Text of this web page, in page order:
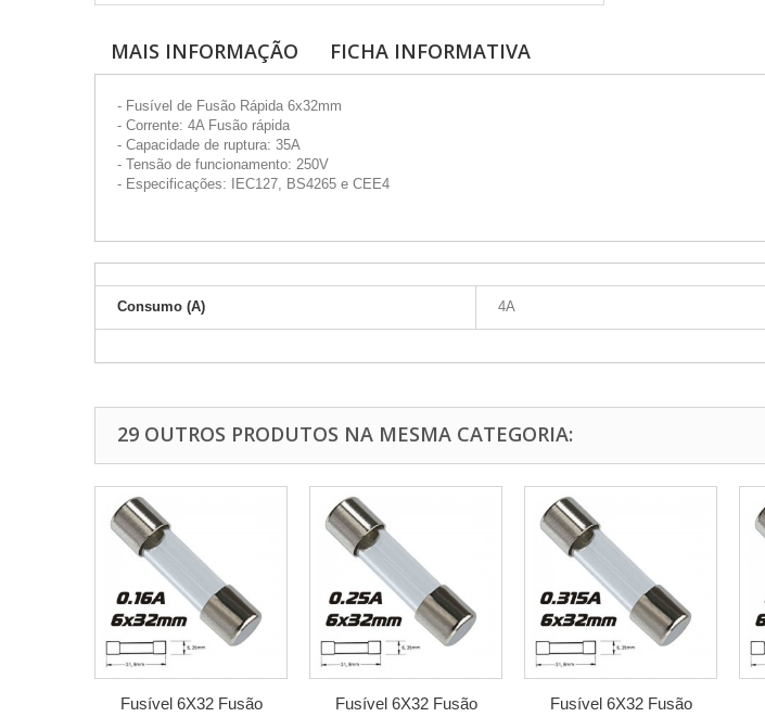
MAIS INFORMAÇÃO FICHA INFORMATIVA
- Fusível de Fusão Rápida 6x32mm
- Corrente: 4A Fusão rápida
- Capacidade de ruptura: 35A
- Tensão de funcionamento: 250V
- Especificações: IEC127, BS4265 e CEE4
Consumo (A) 4A
29 OUTROS PRODUTOS NA MESMA CATEGORIA:
Fusível 6X32 Fusão
Fusível 6X32 Fusão
Fusível 6X32 Fusão